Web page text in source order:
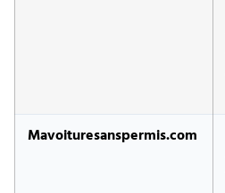
Mavoituresanspermis.com